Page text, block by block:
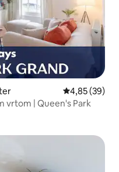
Prosječna
4,85 (39)
vrtom | Queen's Park